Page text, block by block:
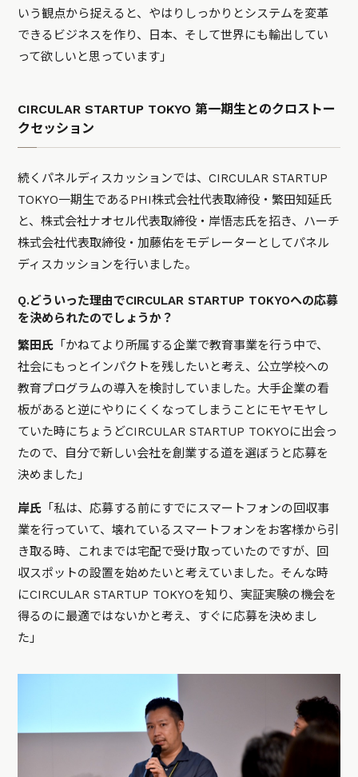
いう観点から捉えると、やはりしっかりとシステムを変革
できるビジネスを作り、日本、そして世界にも輸出してい
って欲しいと思っています」
CIRCULAR STARTUP TOKYO 第一期生とのクロストー
クセッション
続くパネルディスカッションでは、CIRCULAR STARTUP
TOKYO一期生であるPHI株式会社代表取締役・繁田知延氏
と、株式会社ナオセル代表取締役・岸悟志氏を招き、ハーチ
株式会社代表取締役・加藤佑をモデレーターとしてパネル
ディスカッションを行いました。
Q.どういった理由でCIRCULAR STARTUP TOKYOへの応募
を決められたのでしょうか？
繁田氏 「かねてより所属する企業で教育事業を行う中で、
社会にもっとインパクトを残したいと考え、公立学校への
教育プログラムの導入を検討していました。大手企業の看
板があると逆にやりにくくなってしまうことにモヤモヤし
ていた時にちょうどCIRCULAR STARTUP TOKYOに出会っ
たので、自分で新しい会社を創業する道を選ぼうと応募を
決めました」
岸氏 「私は、応募する前にすでにスマートフォンの回収事
業を行っていて、壊れているスマートフォンをお客様から引
き取る時、これまでは宅配で受け取っていたのですが、回
収スポットの設置を始めたいと考えていました。そんな時
にCIRCULAR STARTUP TOKYOを知り、実証実験の機会を
得るのに最適ではないかと考え、すぐに応募を決めまし
た」